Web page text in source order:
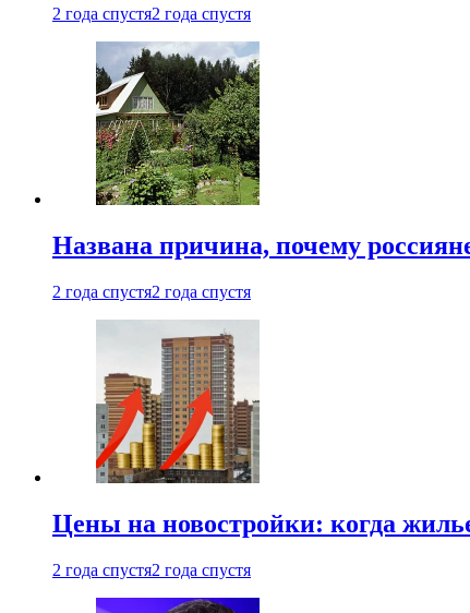
2 года спустя2 года спустя
Названа причина, почему
2 года спустя2 года спустя
Цены на новостройки: когда
2 года спустя2 года спустя